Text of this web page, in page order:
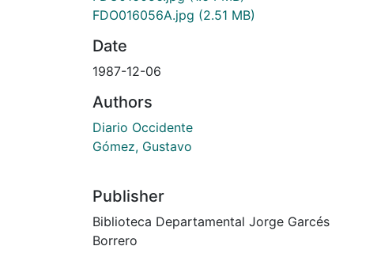
FDO016056A.jpg (2.51 MB)
Date
1987-12-06
Authors
Diario Occidente
Gómez, Gustavo
Publisher
Biblioteca Departamental Jorge Garcés
Borrero